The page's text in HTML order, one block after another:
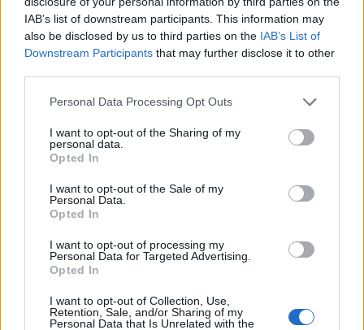
IAB’s list of downstream participants. This information may
also be disclosed by us to third parties on the IAB’s List of
Downstream Participants that may further disclose it to other
Personal Data Processing Opt Outs
I want to opt-out of the Sharing of my
personal data.
Opted In
I want to opt-out of the Sale of my
Personal Data.
Opted In
I want to opt-out of processing my
Personal Data for Targeted Advertising.
Opted In
I want to opt-out of Collection, Use,
Retention, Sale, and/or Sharing of my
Personal Data that Is Unrelated with the
Edellinen artikkeli
MM-kisoihin yleisöä – lippujen
hinnat huimaavat päätä!
Seuraava artikkeli
Video: Anton Lundell täräytti
Suomen johtoon Saksaa
LIITTYVÄT ARTIKKELIT
Leijonat julkisti ketjut Sveitsi-peliin –
kaukaloon